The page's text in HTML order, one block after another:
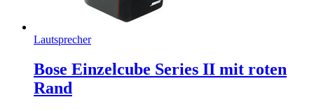
Lautsprecher
Bose Einzelcube Series II mit roten
Rand